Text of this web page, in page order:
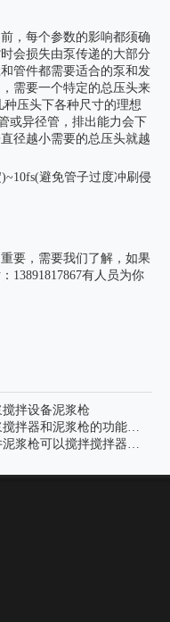
，每个参数的影响都须确
会损失由泵传递的大部分
管件都需要适合的泵和发
需要一个特定的总压头来
种压头下各种尺寸的理想
或异径管，排出能力会下
径越小需要的总压头就越
避免管子过度冲刷侵
要，需要我们了解，如果
13891817867有人员为你
搅拌设备泥浆枪
泥浆搅拌器和泥浆枪的功能比较
钻井泥浆枪可以搅拌搅拌器无法搅拌到的泥浆罐底死角